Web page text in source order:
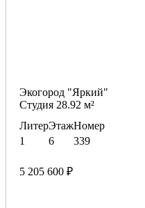
Экогород "Яркий"
Студия 28.92 м²
Литер
1
Этаж
6
Номер
339
5 205 600 ₽